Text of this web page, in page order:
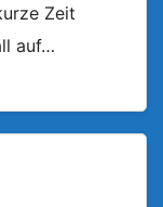
Zeit
auf…